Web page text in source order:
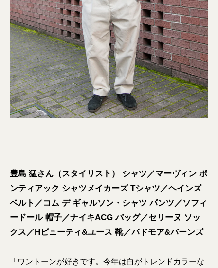
豊島 猛さん（スタイリスト） シャツ／マーヴィン ポ
ンティアック シャツメイカーズ Tシャツ／ヘインズ
ベルト／コム デ ギャルソン・シャツ パンツ／ソフィ
ードール 帽子／ナイキACG バッグ／セリーヌ ソッ
クス／Hビューティ&ユース 靴／パドモア&バーンズ
「ワントーンが好きです。今年は白がトレンドカラーな